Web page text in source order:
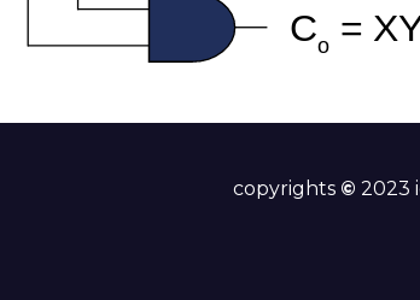
copyrights © 2023